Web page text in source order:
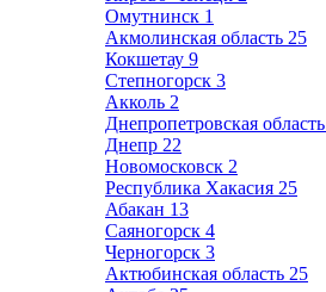
Омутнинск 1
Акмолинская область 25
Кокшетау 9
Степногорск 3
Акколь 2
Днепропетровская область
Днепр 22
Новомосковск 2
Республика Хакасия 25
Абакан 13
Саяногорск 4
Черногорск 3
Актюбинская область 25